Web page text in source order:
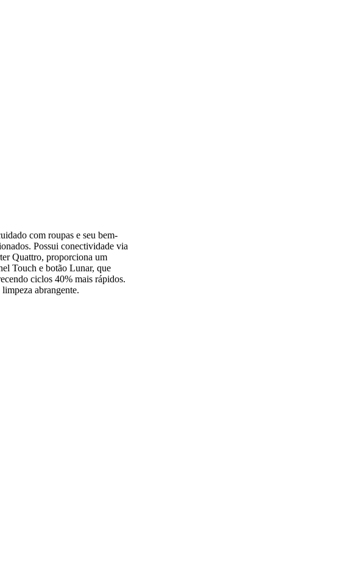
com roupas e seu bem-
Possui conectividade via
Quattro, proporciona um
Touch e botão Lunar, que
ciclos 40% mais rápidos.
abrangente.